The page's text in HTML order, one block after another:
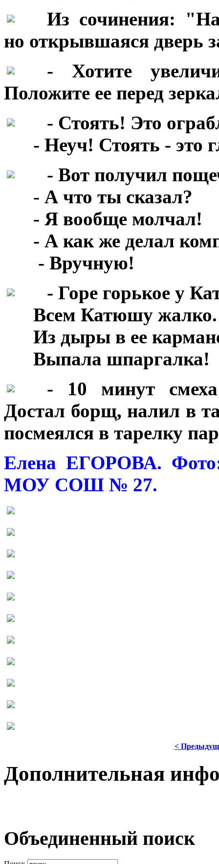
Из сочинения:
но открывшаяся дверь
- Хотите
Положите ее перед
- Стоять! Это
- Неуч! Стоять - это
- Вот получил
- А что ты сказал?
- Я вообще молчал!
- А как же делал
- Вручную!
- Горе горькое у
Всем Катюшу жалко.
Из дыры в ее
Выпала шпаргалка!
- 10 минут смеха
Достал борщ, налил в
посмеялся в тарелку
Елена ЕГОРОВА.
МОУ СОШ № 27.
<
Дополнительная
Объединенный поиск